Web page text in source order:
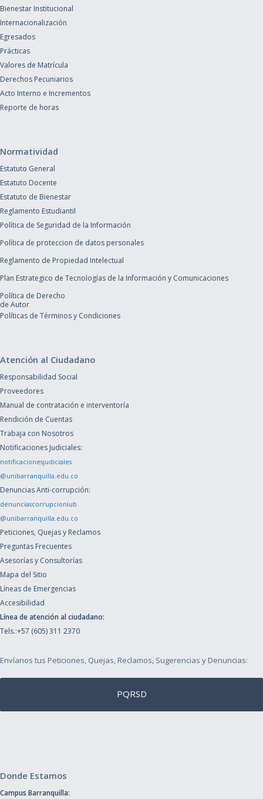
Bienestar Institucional
Internacionalización
Egresados
Prácticas
Valores de Matrícula
Derechos Pecuniarios
Acto Interno e Incrementos
Reporte de horas
Normatividad
Estatuto General
Estatuto Docente
Estatuto de Bienestar
Reglamento Estudiantil
Política de Seguridad de la Información
Política de proteccion de datos personales
Reglamento de Propiedad Intelectual
Plan Estrategico de Tecnologías de la Información y Comunicaciones
Política de Derecho
de Autor
Políticas de Términos y Condiciones
Atención al Ciudadano
Responsabilidad Social
Proveedores
Manual de contratación e interventoría
Rendición de Cuentas
Trabaja con Nosotros
Notificaciones Judiciales:
notificacionesjudiciales
@unibarranquilla.edu.co
Denuncias Anti-corrupción:
denunciascorrupcioniub
@unibarranquilla.edu.co
Peticiones, Quejas y Reclamos
Preguntas Frecuentes
Asesorías y Consultorías
Mapa del Sitio
Líneas de Emergencias
Accesibilidad
Línea de atención al ciudadano:
Tels.:+57 (605) 311 2370
Envíanos tus Peticiones, Quejas, Reclamos, Sugerencias y Denuncias:
PQRSD
Donde Estamos
Campus Barranquilla: